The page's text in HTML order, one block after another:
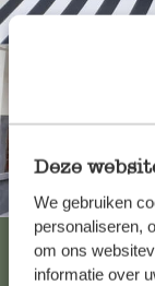
Deze
We gebruiken
personaliseren,
om ons
informatie over
Altijd
Bekijk alle